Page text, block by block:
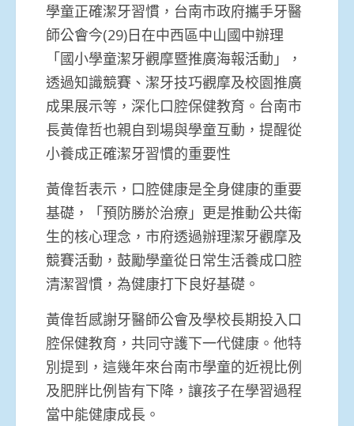
學童正確潔牙習慣，台南市政府攜手牙醫
師公會今(29)日在中西區中山國中辦理
「國小學童潔牙觀摩暨推廣海報活動」，
透過知識競賽、潔牙技巧觀摩及校園推廣
成果展示等，深化口腔保健教育。台南市
長黃偉哲也親自到場與學童互動，提醒從
小養成正確潔牙習慣的重要性
黃偉哲表示，口腔健康是全身健康的重要
基礎，「預防勝於治療」更是推動公共衛
生的核心理念，市府透過辦理潔牙觀摩及
競賽活動，鼓勵學童從日常生活養成口腔
清潔習慣，為健康打下良好基礎。
黃偉哲感謝牙醫師公會及學校長期投入口
腔保健教育，共同守護下一代健康。他特
別提到，這幾年來台南市學童的近視比例
及肥胖比例皆有下降，讓孩子在學習過程
當中能健康成長。